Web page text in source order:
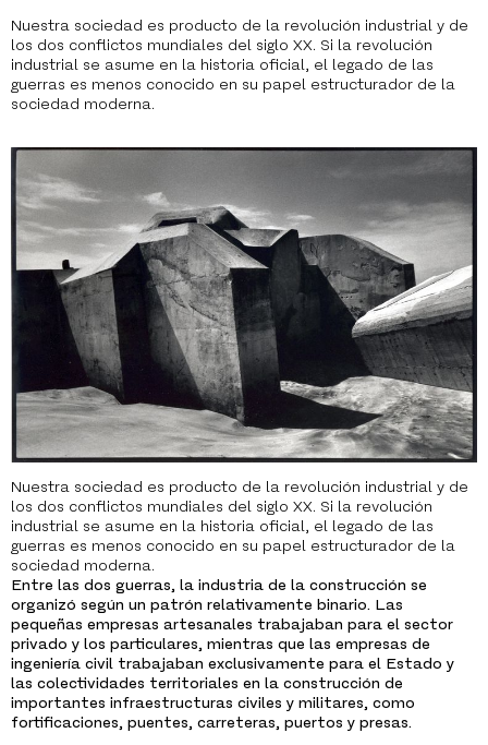
Nuestra sociedad es producto de la revolución industrial y de
los dos conflictos mundiales del siglo XX. Si la revolución
industrial se asume en la historia oficial, el legado de las
guerras es menos conocido en su papel estructurador de la
sociedad moderna.
Nuestra sociedad es producto de la revolución industrial y de
los dos conflictos mundiales del siglo XX. Si la revolución
industrial se asume en la historia oficial, el legado de las
guerras es menos conocido en su papel estructurador de la
sociedad moderna.
Entre las dos guerras, la industria de la construcción se
organizó según un patrón relativamente binario. Las
pequeñas empresas artesanales trabajaban para el sector
privado y los particulares, mientras que las empresas de
ingeniería civil trabajaban exclusivamente para el Estado y
las colectividades territoriales en la construcción de
importantes infraestructuras civiles y militares, como
fortificaciones, puentes, carreteras, puertos y presas.